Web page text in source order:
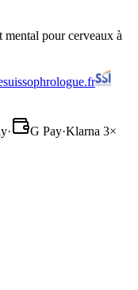
mental pour cerveaux à
· G Pay·Klarna 3×